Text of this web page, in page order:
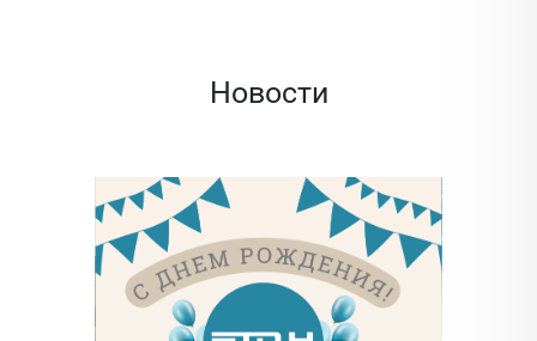
Новости